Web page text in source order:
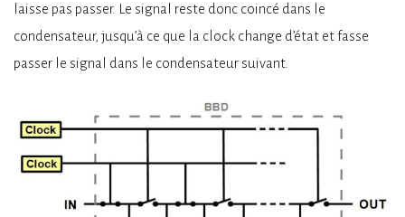
laisse pas passer. Le signal reste donc coincé dans le
condensateur, jusqu’à ce que la clock change d’état et fasse
passer le signal dans le condensateur suivant.